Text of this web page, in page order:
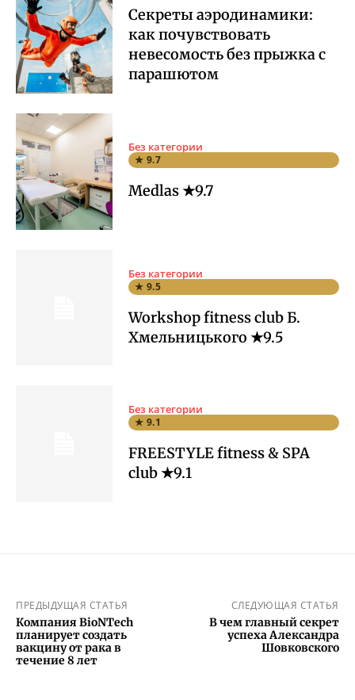
Секреты аэродинамики:
как почувствовать
невесомость без прыжка с
парашютом
Без категории
★ 9.7
Medlas ★9.7
Без категории
★ 9.5
Workshop fitness club Б.
Хмельницького ★9.5
Без категории
★ 9.1
FREESTYLE fitness & SPA
club ★9.1
ПРЕДЫДУЩАЯ СТАТЬЯ
Компания BioNTech
планирует создать
вакцину от рака в
течение 8 лет
СЛЕДУЮЩАЯ СТАТЬЯ
В чем главный секрет
успеха Александра
Шовковского